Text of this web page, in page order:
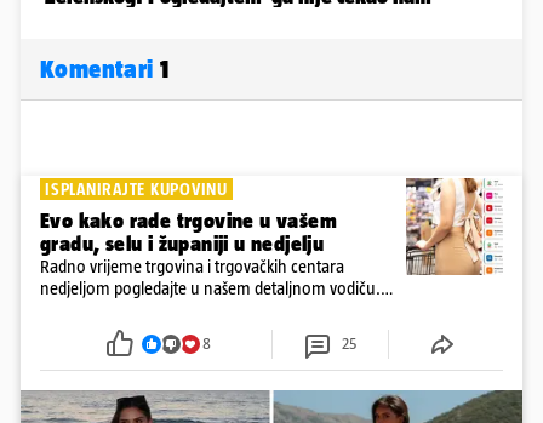
Komentari 1
ISPLANIRAJTE KUPOVINU
Evo kako rade trgovine u vašem
gradu, selu i županiji u nedjelju
Radno vrijeme trgovina i trgovačkih centara
nedjeljom pogledajte u našem detaljnom vodiču.
i šoping centri sami biraju koje će to nedjelje biti
8 25